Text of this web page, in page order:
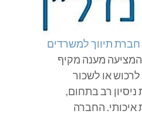
חברת תיווך למשרדים
המציעה מענה מקיף
או לשכור
רב בתחום,
איכותי. החברה